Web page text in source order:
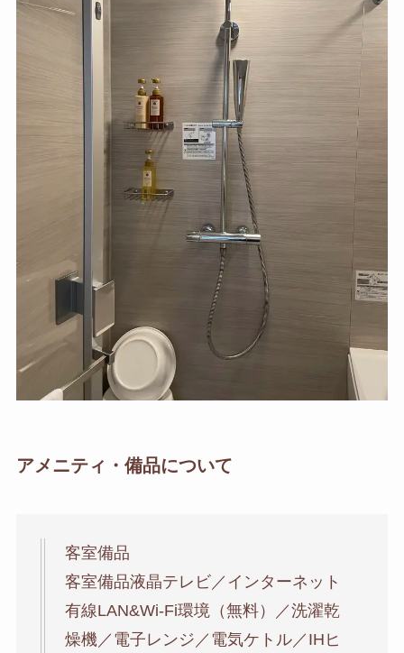
アメニティ・備品について
客室備品
客室備品液晶テレビ／インターネット
有線LAN&Wi-Fi環境（無料）／洗濯乾
燥機／電子レンジ／電気ケトル／IHヒ